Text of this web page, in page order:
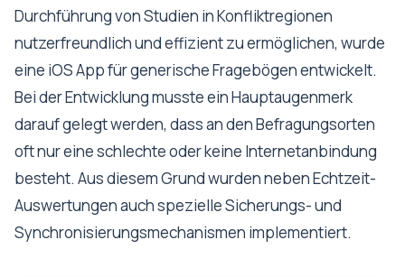
Durchführung von Studien in Konfliktregionen
nutzerfreundlich und effizient zu ermöglichen, wurde
eine iOS App für generische Fragebögen entwickelt.
Bei der Entwicklung musste ein Hauptaugenmerk
darauf gelegt werden, dass an den Befragungsorten
oft nur eine schlechte oder keine Internetanbindung
besteht. Aus diesem Grund wurden neben Echtzeit-
Auswertungen auch spezielle Sicherungs- und
Synchronisierungsmechanismen implementiert.